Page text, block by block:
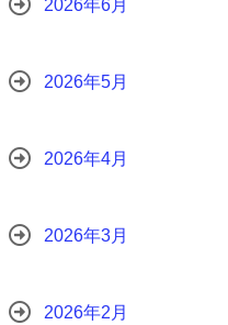
2026年6月
2026年5月
2026年4月
2026年3月
2026年2月